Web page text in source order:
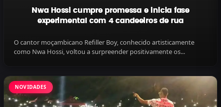
Nwa Hossi cumpre promessa e inicia fase
experimental com 4 candeeiros de rua
O cantor moçambicano Refiller Boy, conhecido artisticamente
como Nwa Hossi, voltou a surpreender positivamente os...
NOVIDADES